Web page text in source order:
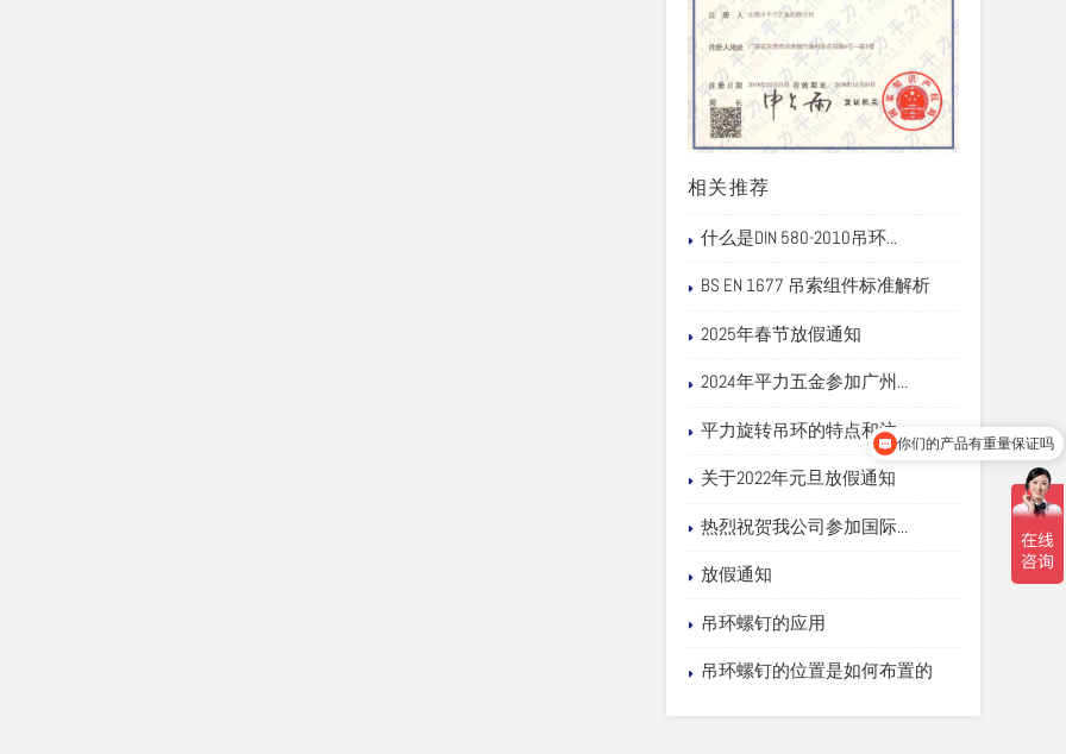
相关推荐
什么是DIN 580-2010吊环...
BS EN 1677 吊索组件标准解析
2025年春节放假通知
2024年平力五金参加广州...
平力旋转吊环的特点和注...
关于2022年元旦放假通知
热烈祝贺我公司参加国际...
放假通知
吊环螺钉的应用
吊环螺钉的位置是如何布置的
你们的产品有重量保证吗